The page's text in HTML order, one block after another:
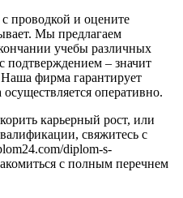
проводкой и оцените
Мы предлагаем
учебы различных
подтверждением – значит
фирма гарантирует
оперативно.
карьерный рост, или
свяжитесь с
diplom-s-
с полным перечнем